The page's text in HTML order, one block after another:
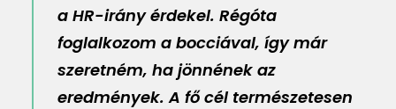
a HR-irány érdekel. Régóta
foglalkozom a bocciával, így már
szeretném, ha jönnének az
eredmények. A fő cél természetesen